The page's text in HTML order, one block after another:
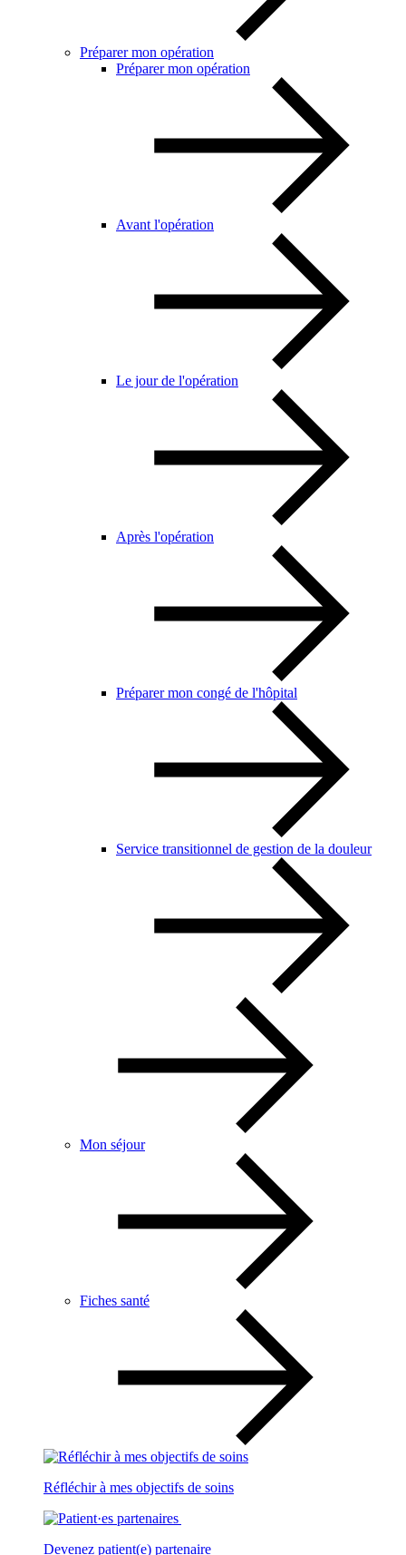
Préparer mon opération
Préparer mon opération
Avant l'opération
Le jour de l'opération
Après l'opération
Préparer mon congé de l'hôpital
Service transitionnel de gestion de la douleur
Mon séjour
Fiches santé
Réfléchir à mes objectifs de soins
Devenez patient(e) partenaire